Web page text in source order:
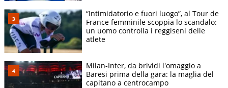
“Intimidatorio e fuori luogo”, al Tour de
France femminile scoppia lo scandalo:
un uomo controlla i reggiseni delle
atlete
Milan-Inter, da brividi l'omaggio a
Baresi prima della gara: la maglia del
capitano a centrocampo